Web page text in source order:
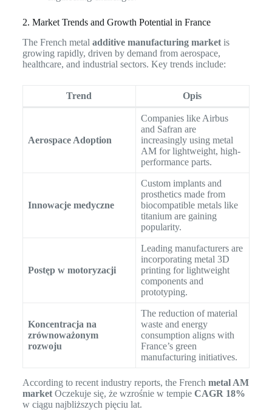
2. Market Trends and Growth Potential in France
The French metal additive manufacturing marketis
growing rapidly, driven by demand from aerospace,
healthcare, and industrial sectors. Key trends include:
Trend Opis
Aerospace Adoption
Companies like Airbus
and Safran are
increasingly using metal
AM for lightweight, high-
performance parts.
Innowacje medyczne
Custom implants and
prosthetics made from
biocompatible metals like
titanium are gaining
popularity.
Postęp w motoryzacji
Leading manufacturers are
incorporating metal 3D
printing for lightweight
components and
prototyping.
Koncentracja na
zrównoważonym
rozwoju
The reduction of material
waste and energy
consumption aligns with
France’s green
manufacturing initiatives.
According to recent industry reports, the French metal AM
marketOczekuje się, że wzrośnie w tempie CAGR 18%
w ciągu najbliższych pięciu lat.